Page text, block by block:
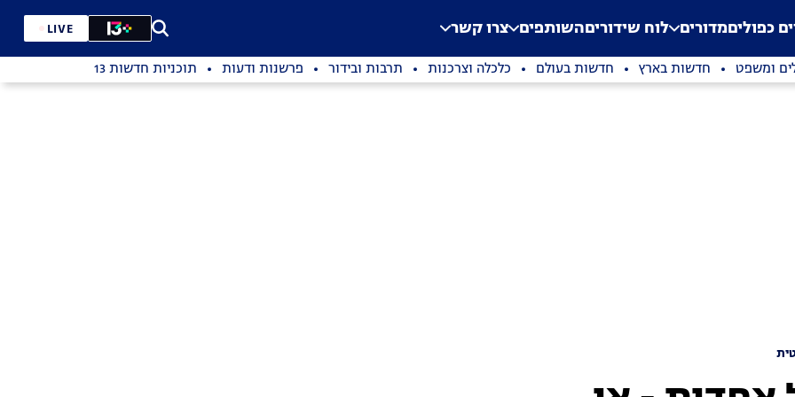
Application error: a
. כפוליםמדורים לוח שידוריםהשותפים צרו קשר LIVE
ומשפט חדשות בארץ חדשות בעולם כלכלה וצרכנות תרבות ובידור פרשנות ודעות תוכניות חדשות 13